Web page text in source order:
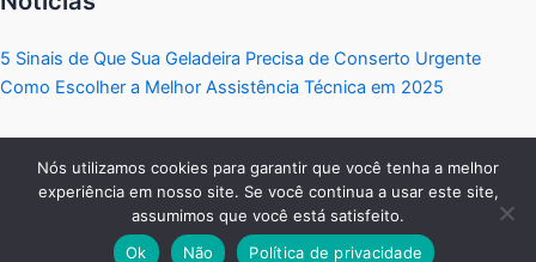
5 Sinais de Que Sua Geladeira Precisa de Conserto Urgente
Como Escolher a Melhor Assistência Técnica em 2025
Copyright © 2026 Portal Eletrodomésticos | Criado por:
MKT
Produtos Digitais.
Nós utilizamos cookies para garantir que você tenha a melhor
experiência em nosso site. Se você continua a usar este site,
assumimos que você está satisfeito.
Ok
Não Política de privacidade